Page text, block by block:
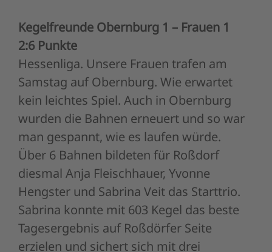
Kegelfreunde Obernburg 1 – Frauen 1
2:6 Punkte
Hessenliga. Unsere Frauen trafen am
Samstag auf Obernburg. Wie erwartet
kein leichtes Spiel. Auch in Obernburg
wurden die Bahnen erneuert und so war
man gespannt, wie es laufen würde.
Über 6 Bahnen bildeten für Roßdorf
diesmal Anja Fleischhauer, Yvonne
Hengster und Sabrina Veit das Starttrio.
Sabrina konnte mit 603 Kegel das beste
Tagesergebnis auf Roßdörfer Seite
erzielen und sichert sich mit drei